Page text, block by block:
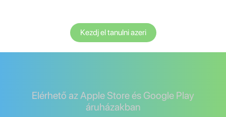
Kezdj el tanulni azeri
Elérhető az Apple Store és Google Play
áruházakban